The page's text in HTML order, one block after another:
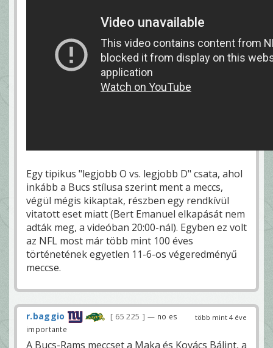
Egy tipikus "legjobb O vs. legjobb D" csata, ahol
inkább a Bucs stílusa szerint ment a meccs,
végül mégis kikaptak, részben egy rendkívül
vitatott eset miatt (Bert Emanuel elkapását nem
adták meg, a videóban 20:00-nál). Egyben ez volt
az NFL most már több mint 100 éves
történetének egyetlen 11-6-os végeredményű
meccse.
több mint 4 éve
r.baggio 65 225
— no es
importante
A Bucs-Rams meccset a Maka és Kovács Bálint, a